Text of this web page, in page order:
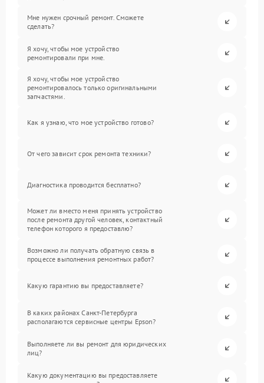
Мне нужен срочный ремонт. Сможете
сделать?
Я хочу, чтобы мое устройство
ремонтировали при мне.
Я хочу, чтобы мое устройство
ремонтировалось только оригинальными
запчастями.
Как я узнаю, что мое устройство готово?
От чего зависит срок ремонта техники?
Диагностика проводится бесплатно?
Может ли вместо меня принять устройство
после ремонта другой человек, контактный
телефон которого я предоставлю?
Возможно ли получать обратную связь в
процессе выполнения ремонтных работ?
Какую гарантию вы предоставляете?
В каких районах Санкт-Петербурга
располагаются сервисные центры Epson?
Выполняете ли вы ремонт для юридических
лиц?
Какую документацию вы предоставляете